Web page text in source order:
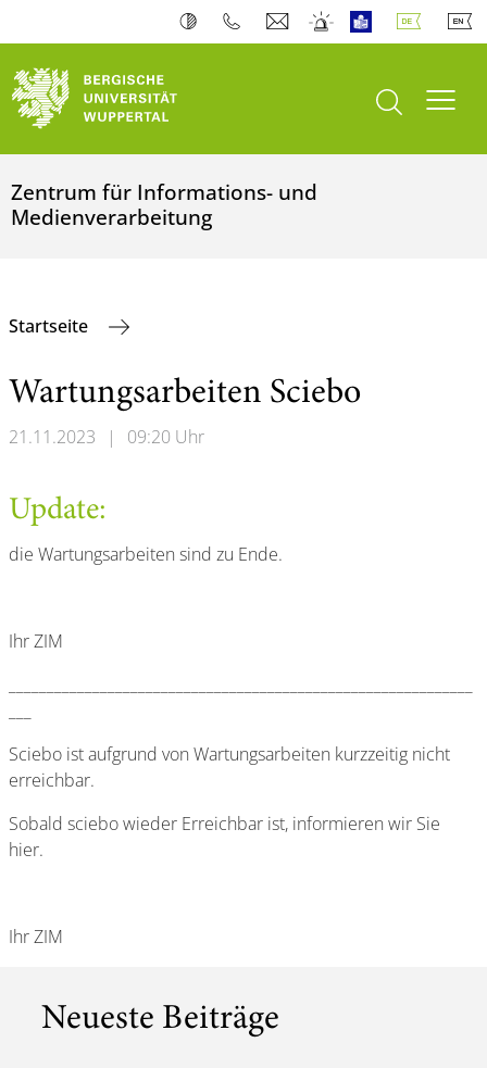
Suche öffnen
Zentrum für Informations- und
Medienverarbeitung
Startseite
Wartungsarbeiten Sciebo
21.11.2023 | 09:20 Uhr
Update:
die Wartungsarbeiten sind zu Ende.
Ihr ZIM
Sciebo ist aufgrund von Wartungsarbeiten kurzzeitig nicht
erreichbar.
Sobald sciebo wieder Erreichbar ist, informieren wir Sie
hier.
Ihr ZIM
Neueste Beiträge